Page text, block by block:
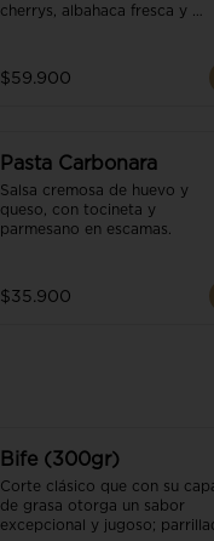
cherrys, albahaca fresca y
$59.900
Pasta Carbonara
Salsa cremosa de huevo y
queso, con tocineta y
parmesano en escamas.
$35.900
Bife (300gr)
Corte clásico que con su
de grasa otorga un sabor
excepcional y jugoso;